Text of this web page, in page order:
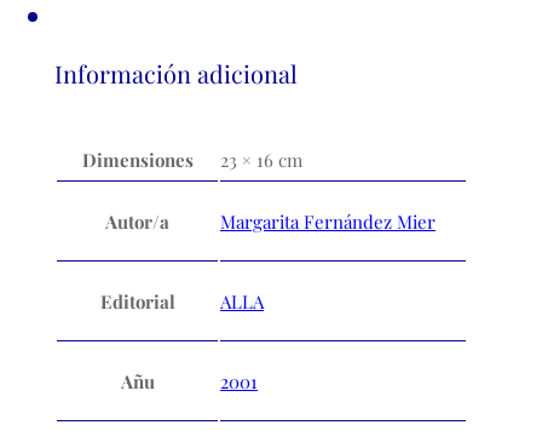
Información adicional
Dimensiones 23 × 16 cm
Autor/a Margarita Fernández Mier
Editorial ALLA
Añu 2001